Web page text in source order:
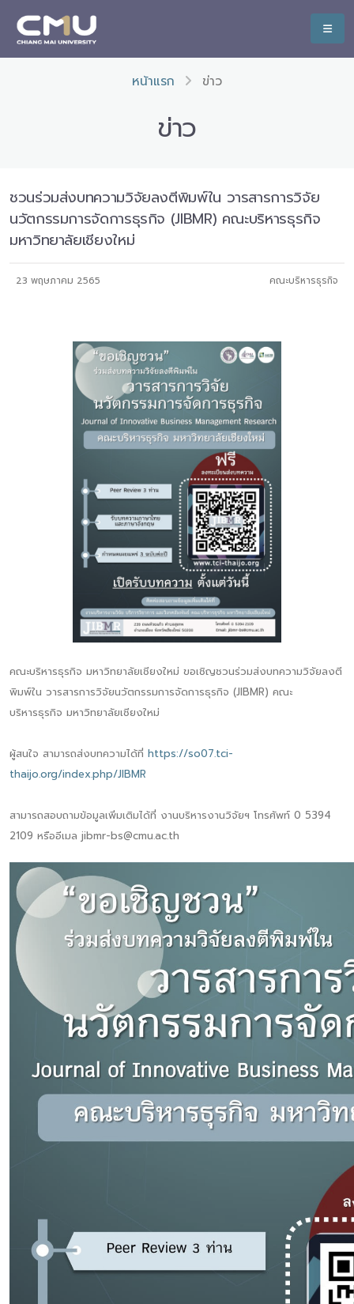
หน้าแรก ข่าว
ข่าว
ชวนร่วมส่งบทความวิจัยลงตีพิมพ์ใน วารสารการวิจัย
นวัตกรรมการจัดการธุรกิจ (JIBMR) คณะบริหารธุรกิจ
มหาวิทยาลัยเชียงใหม่
23 พฤษภาคม 2565 คณะบริหารธุรกิจ
คณะบริหารธุรกิจ มหาวิทยาลัยเชียงใหม่ ขอเชิญชวนร่วมส่งบทความวิจัยลงตี
พิมพ์ใน วารสารการวิจัยนวัตกรรมการจัดการธุรกิจ (JIBMR) คณะ
บริหารธุรกิจ มหาวิทยาลัยเชียงใหม่
ผู้สนใจ สามารถส่งบทความได้ที่ https://so07.tci-
thaijo.org/index.php/JIBMR
สามารถสอบถามข้อมูลเพิ่มเติมได้ที่ งานบริหารงานวิจัยฯ โทรศัพท์ 0 5394
2109 หรืออีเมล jibmr-bs@cmu.ac.th